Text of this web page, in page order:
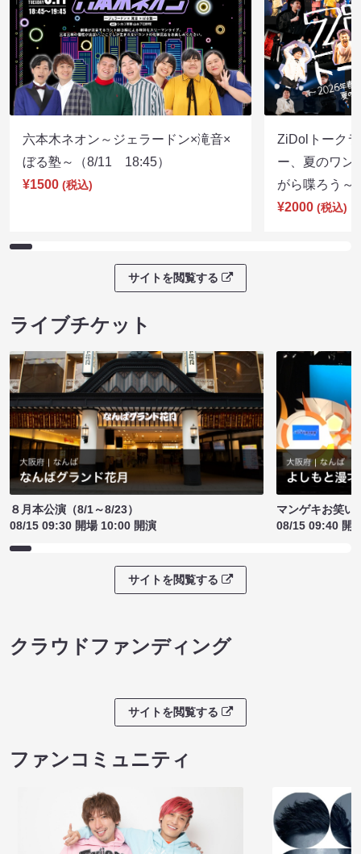
六本木ネオン～ジェラードン×滝音×
ぼる塾～（8/11 18:45）
¥1500 (税込)
ZiDolトーク
ー、夏のワン
がら喋ろう
¥2000 (税込)
サイトを閲覧する
ライブチケット
８月本公演（8/1～8/23）
08/15 09:30 開場 10:00 開演
マンゲキお笑い
08/15 09:40 開
サイトを閲覧する
クラウドファンディング
サイトを閲覧する
ファンコミュニティ